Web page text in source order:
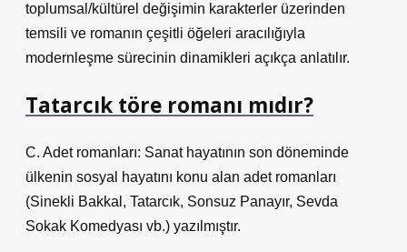
toplumsal/kültürel değişimin karakterler üzerinden
temsili ve romanın çeşitli öğeleri aracılığıyla
modernleşme sürecinin dinamikleri açıkça anlatılır.
Tatarcık töre romanı mıdır?
C. Adet romanları: Sanat hayatının son döneminde
ülkenin sosyal hayatını konu alan adet romanları
(Sinekli Bakkal, Tatarcık, Sonsuz Panayır, Sevda
Sokak Komedyası vb.) yazılmıştır.